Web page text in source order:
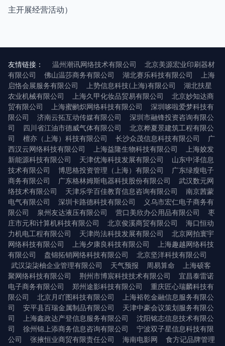
主开展经营活动）
友情链接： 温州潮讯网络技术有限公司
北京美源宏业印刷器材
有限公司
佛山温莎商务有限公司 湖北赛乐科技有限公司
上海
启恪会展服务有限公司
上势信息科技(上海)有限公司
湖北扶星
农业机械有限公司
上海久甲化妆品贸易有限公司
北京妙知达商
贸有限公司
上海蜜鹂炽网络科技有限公司
深圳哆啦爱梦科技有
限公司
济南云拓互动传媒有限公司
深圳市融锋投资咨询有限公
司
四川省江油市德威气体有限公司
北京桦夏景建筑工程有限公
司
檀亦（上海）科技有限公司 长沙众茂信息科技有限公司
广
西汉云网络科技有限公司
上海益隆生物科技有限公司
上海姣发
新能源科技有限公司
天津优海科技发展有限公司
山东中泽信息
技术有限公司
博思格投资管理（上海）有限公司
广东绿瘦电子
商务有限公司
广东格林姆斯电器科技股份有限公司
武汉数元网
络技术有限公司
天津乐学百佳教育信息咨询有限公司
南京茜蒙
电气有限公司
深圳卡路德科技有限公司
义乌市宏仁电子商务有
限公司
泉州友达液压有限公司 营口美欣办公用品有限公司
枣
庄市元和计算机科技有限公司
北京俊溪商贸有限公司
海口恒动
力机电工程有限公司
天津尚法科技发展有限公司
北京网拍寰宇
网络科技有限公司
上海夕康良科技有限公司
上海趣越网络科技
有限公司
盘锦拓销网络科技有限公司
北京坚洋科技有限公司
武汉柒柒柚企业管理有限公司
天气预报 周易算命
上海硕客
聚网络科技有限公司
荆州市博宸科技技术有限公司
宜昌泰雷诺
电子商务有限公司
郑州途影科技有限公司
重庆匠心瑞麟科技有
限公司
北京月吖图科技有限公司
上海裕乾金融信息服务有限公
司
安平县百瑞金属制品有限公司
天津中豪会议策划服务有限公
司
上海鑫政达产登信息服务有限公司
沈阳铭志信息技术有限公
司
徐州锦上添商务信息咨询有限公司
宁波双子星信息科技有限
公司
张掖恒业商贸有限责任公司 海南电影网 食方记品牌管理